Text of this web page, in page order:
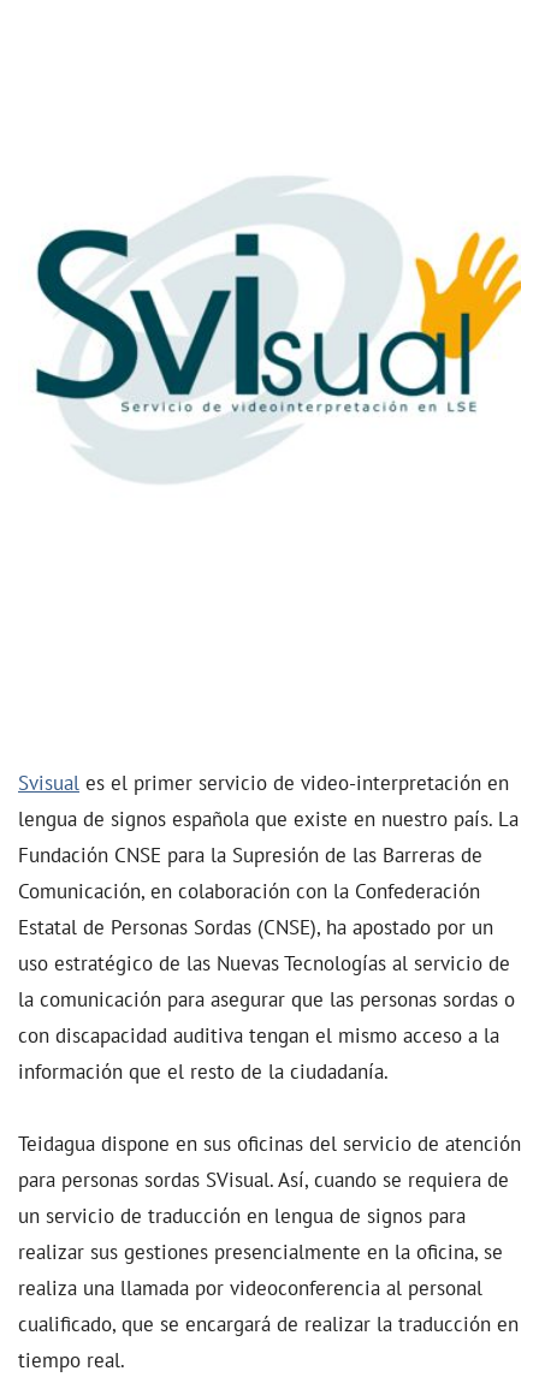
Svisual es el primer servicio de video-interpretación en
lengua de signos española que existe en nuestro país. La
Fundación CNSE para la Supresión de las Barreras de
Comunicación, en colaboración con la Confederación
Estatal de Personas Sordas (CNSE), ha apostado por un
uso estratégico de las Nuevas Tecnologías al servicio de
la comunicación para asegurar que las personas sordas o
con discapacidad auditiva tengan el mismo acceso a la
información que el resto de la ciudadanía.
Teidagua dispone en sus oficinas del servicio de atención
para personas sordas SVisual. Así, cuando se requiera de
un servicio de traducción en lengua de signos para
realizar sus gestiones presencialmente en la oficina, se
realiza una llamada por videoconferencia al personal
cualificado, que se encargará de realizar la traducción en
tiempo real.